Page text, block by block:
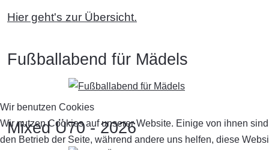
Hier geht's zur Übersicht.
Fußballabend für Mädels
Mixed Ü70 - 2026
Wir benutzen Cookies
Wir nutzen Cookies auf unserer Website. Einige von ihnen
den Betrieb der Seite, während andere uns helfen, diese